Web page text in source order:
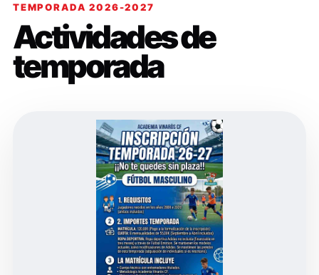
TEMPORADA 2026-2027
Actividades de
temporada